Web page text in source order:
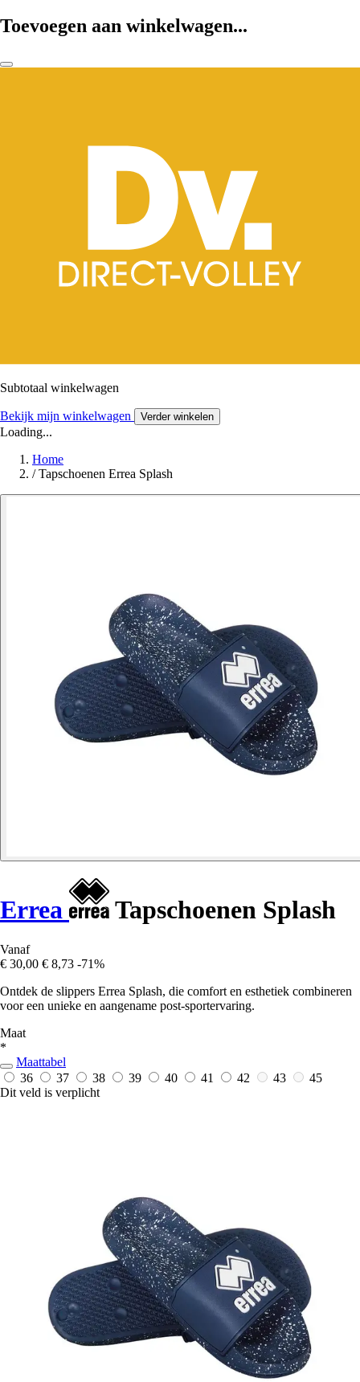
Toevoegen aan winkelwagen...
Subtotaal winkelwagen
Bekijk mijn winkelwagen Verder winkelen
Loading...
Home
/ Tapschoenen Errea Splash
Errea Tapschoenen Splash
Vanaf
€ 30,00 € 8,73 -71%
Ontdek de slippers Errea Splash, die comfort en esthetiek combineren
voor een unieke en aangename post-sportervaring.
Maat
*
Maattabel
36
37 38 39 40 41 42 43
45
Dit veld is verplicht